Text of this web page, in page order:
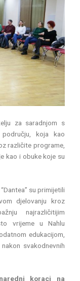
za saradnjom s
koja kao
različite programe,
kao i obuke koje su
su primijetili
djelovanju kroz
najrazličitijim
vrijeme u Nahlu
edukacijom,
svakodnevnih
koraci na